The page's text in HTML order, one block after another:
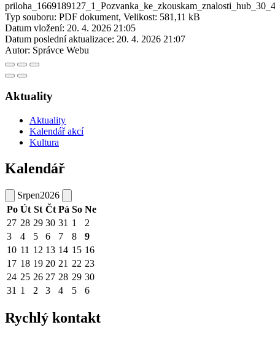
Typ souboru: PDF dokument, Velikost: 581,11 kB
Datum vložení: 20. 4. 2026 21:05
Datum poslední aktualizace: 20. 4. 2026 21:07
Autor: Správce Webu
Aktuality
Aktuality
Kalendář akcí
Kultura
Kalendář
Srpen2026
Po Út St Čt Pá So Ne
27 28 29 30 31 1
2
3
4 5 6 7 8
9
10 11 12 13 14 15 16
17 18 19 20 21 22 23
24 25 26 27 28 29 30
31 1 2 3 4 5 6
Rychlý kontakt